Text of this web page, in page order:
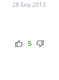
28 Бер 2013
thumb_up thumb_down
5